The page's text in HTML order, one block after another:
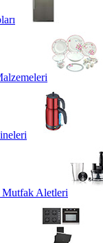
Aletleri